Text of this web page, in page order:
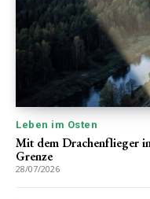
Leben im Osten
Mit dem Drachenflieger
Grenze
28/07/2026